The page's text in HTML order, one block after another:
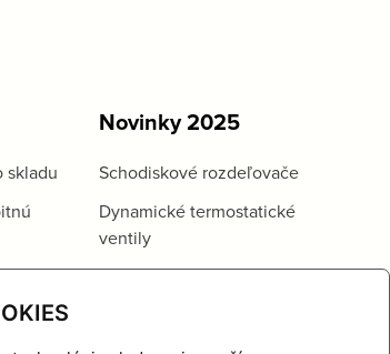
skladu
Novinky 2025
Schodiskové rozdeľovače
Dynamické termostatické
ventily